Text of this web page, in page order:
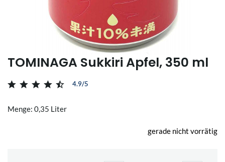
TOMINAGA Sukkiri Apfel, 350 ml
4.9/5
Menge: 0,35 Liter
gerade nicht vorrätig